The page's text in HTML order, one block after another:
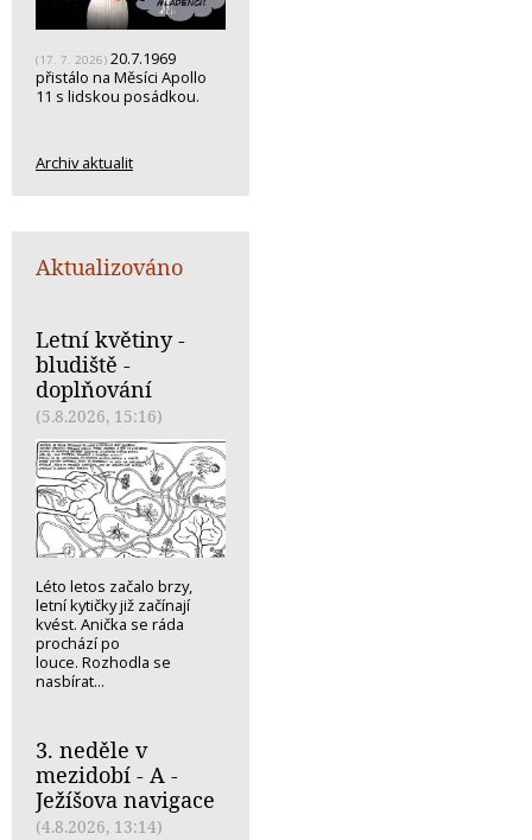
(17. 7. 2026) 20.7.1969
přistálo na Měsíci Apollo
11 s lidskou posádkou.
Archiv aktualit
Aktualizováno
Letní květiny -
bludiště -
doplňování
(5.8.2026, 15:16)
Léto letos začalo brzy,
letní kytičky již začínají
kvést. Anička se ráda
prochází po
louce. Rozhodla se
nasbírat...
3. neděle v
mezidobí - A -
Ježíšova navigace
(4.8.2026, 13:14)